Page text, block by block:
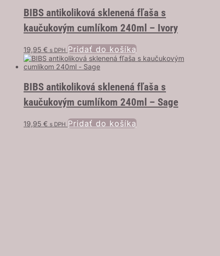
BIBS antikoliková sklenená fľaša s
kaučukovým cumlíkom 240ml – Ivory
19,95 € s DPH Pridať do košíka
BIBS antikoliková sklenená fľaša s
kaučukovým cumlíkom 240ml – Sage
19,95 € s DPH Pridať do košíka